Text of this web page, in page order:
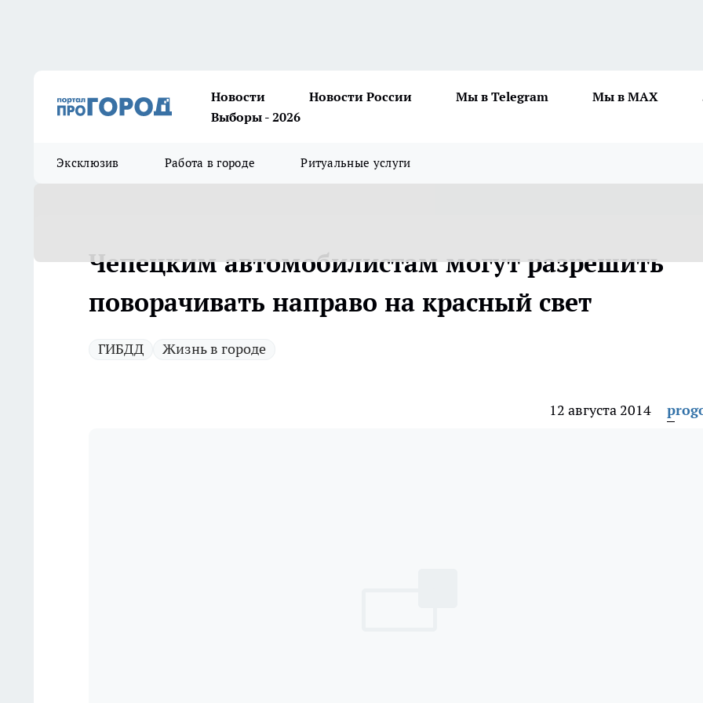
Новости Новости России Мы в Telegram Мы в MAX
Выборы - 2026
Эксклюзив Работа в городе Ритуальные услуги
Чепецким автомобилистам могут разрешить
поворачивать направо на красный свет
ГИБДД Жизнь в городе
12 августа 2014